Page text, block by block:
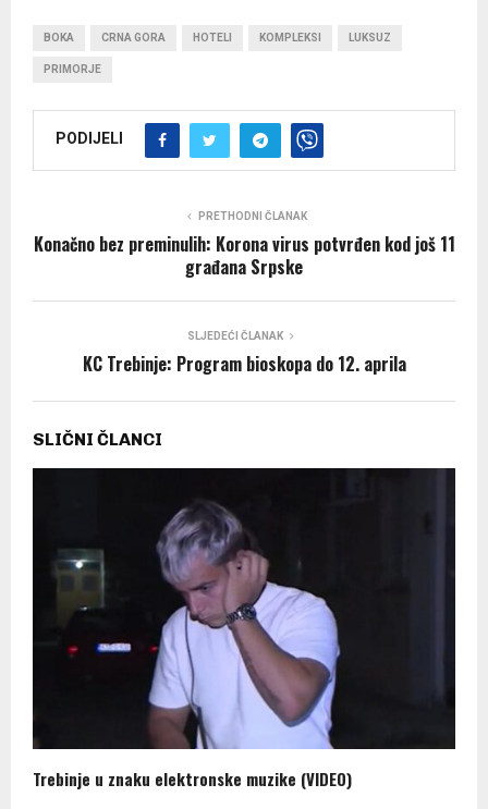
BOKA CRNA GORA HOTELI KOMPLEKSI LUKSUZ
PRIMORJE
PODIJELI
PRETHODNI ČLANAK
Konačno bez preminulih: Korona virus potvrđen kod još 11
građana Srpske
SLJEDEĆI ČLANAK
KC Trebinje: Program bioskopa do 12. aprila
SLIČNI ČLANCI
Trebinje u znaku elektronske muzike (VIDEO)